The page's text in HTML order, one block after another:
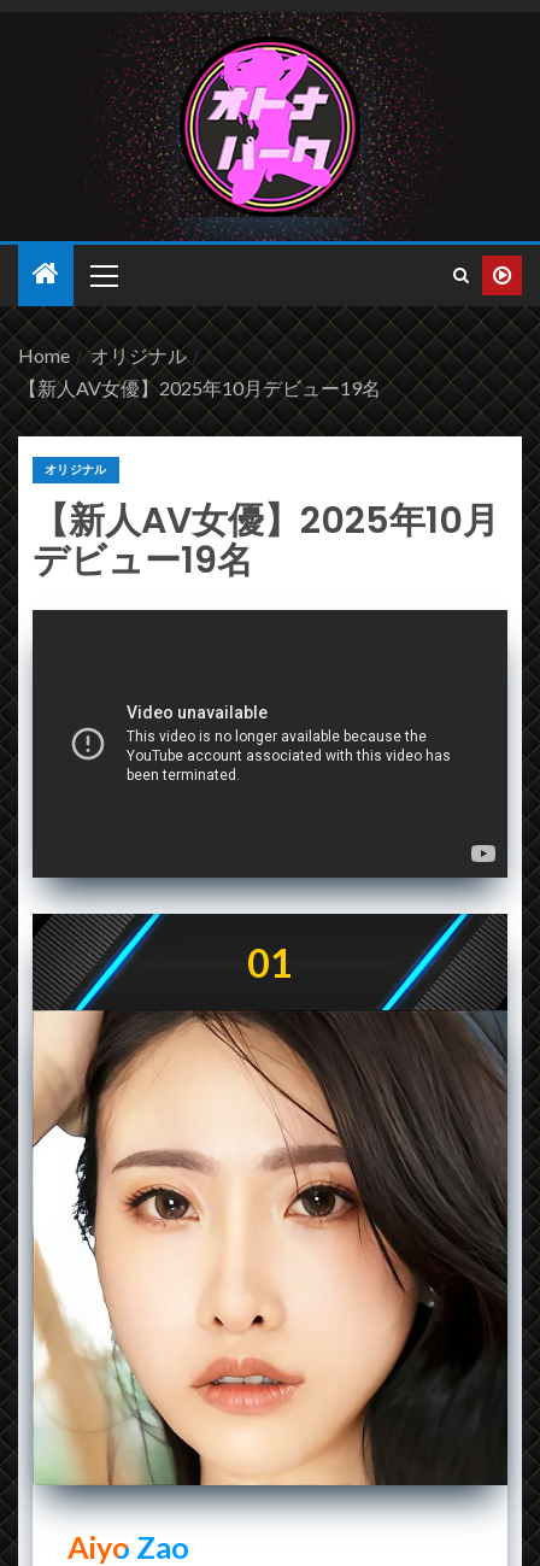
2026年8月8日
Home
オリジナル
【新人AV女優】2025年10月デビュー19名
オリジナル
【新人AV女優】2025年10月
デビュー19名
01
Aiyo Zao